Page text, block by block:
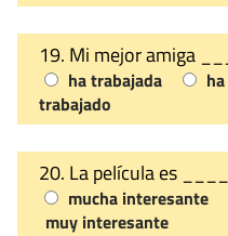
19. Mi mejor amiga
ha trabajada
trabajado
20. La película es
mucha interesante
muy interesante